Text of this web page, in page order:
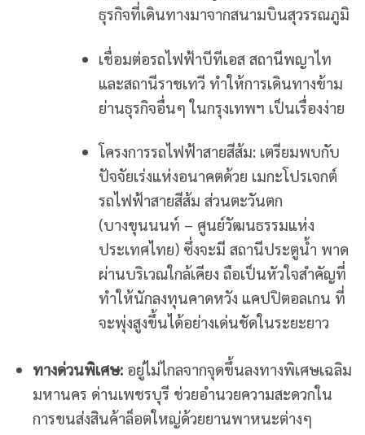
ธุรกิจที่เดินทางมาจากสนามบินสุวรรณภูมิ
เชื่อมต่อรถไฟฟ้าบีทีเอส สถานีพญาไท
และสถานีราชเทวี ทำให้การเดินทางข้าม
ย่านธุรกิจอื่นๆ ในกรุงเทพฯ เป็นเรื่องง่าย
โครงการรถไฟฟ้าสายสีส้ม: เตรียมพบกับ
ปัจจัยเร่งแห่งอนาคตด้วย เมกะโปรเจกต์
รถไฟฟ้าสายสีส้ม ส่วนตะวันตก
(บางขุนนนท์ – ศูนย์วัฒนธรรมแห่ง
ประเทศไทย) ซึ่งจะมี สถานีประตูน้ำ พาด
ผ่านบริเวณใกล้เคียง ถือเป็นหัวใจสำคัญที่
ทำให้นักลงทุนคาดหวัง แคปปิตอลเกน ที่
จะพุ่งสูงขึ้นได้อย่างเด่นชัดในระยะยาว
ทางด่วนพิเศษ:อยู่ไม่ไกลจากจุดขึ้นลงทางพิเศษเฉลิม
มหานคร ด่านเพชรบุรี ช่วยอำนวยความสะดวกใน
การขนส่งสินค้าล็อตใหญ่ด้วยยานพาหนะต่างๆ